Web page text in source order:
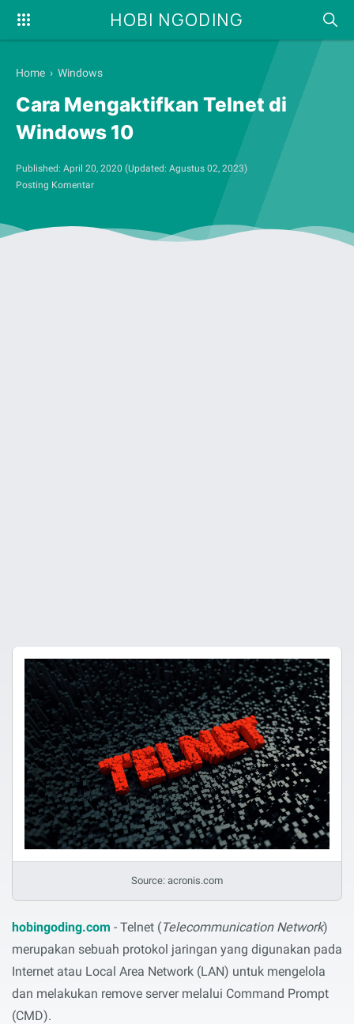
HOBI NGODING
Home › Windows
Cara Mengaktifkan Telnet di
Windows 10
Published: April 20, 2020 (Updated: Agustus 02, 2023)
Posting Komentar
Source: acronis.com
hobingoding.com - Telnet (Telecommunication Network)
merupakan sebuah protokol jaringan yang digunakan pada
Internet atau Local Area Network (LAN) untuk mengelola
dan melakukan remove server melalui Command Prompt
(CMD).